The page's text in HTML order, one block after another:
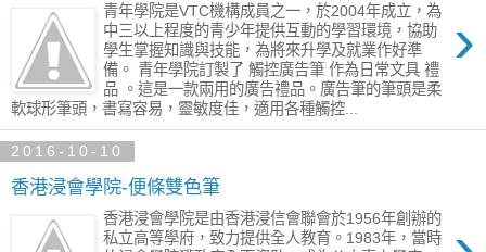
›
青年學院是VTC機構成員之一，於2004年成立，為
中三以上程度的青少年提供互動的學習環境，協助
學生掌握知識與技能，為將來升學及就業作好準
備。 青年學院訂製了 觸控廣告筆 作為日常文具 禮
品 。這是一款兩用的廣告禮品。廣告筆的筆頭是柔
軟球形筆頭，書寫容易，靈敏度佳，適用各種觸控...
2016-10-10
香港浸會學院-便條雙色筆
香港浸會學院是由香港浸信會聯會於1956年創辦的
私立高等學府，致力提供全人教育。1983年，當時